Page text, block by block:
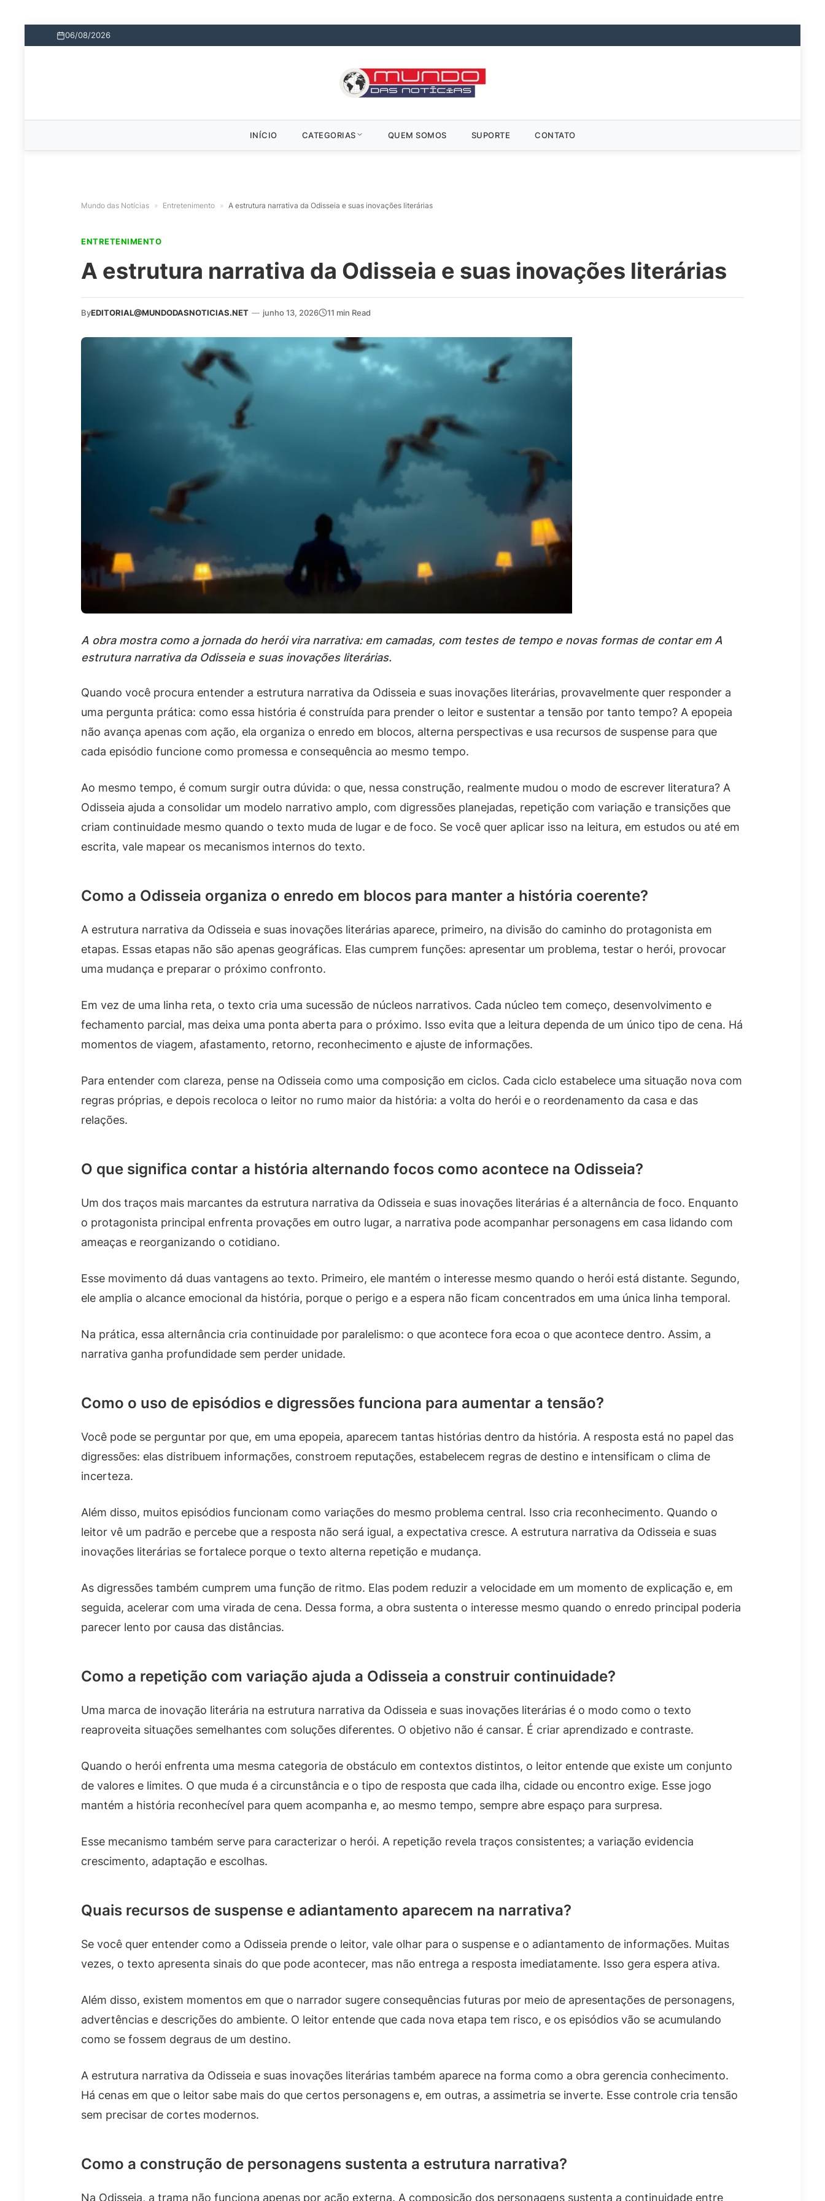
06/08/2026
INÍCIO CATEGORIAS QUEM SOMOS SUPORTE CONTATO
Mundo das Notícias » Entretenimento » A estrutura narrativa da Odisseia e suas inovações literárias
ENTRETENIMENTO
A estrutura narrativa da Odisseia e suas inovações literárias
ByEDITORIAL@MUNDODASNOTICIAS.NET — junho 13, 2026 11 min Read
A obra mostra como a jornada do herói vira narrativa: em camadas, com testes de tempo e novas formas de contar em A
estrutura narrativa da Odisseia e suas inovações literárias.
Quando você procura entender a estrutura narrativa da Odisseia e suas inovações literárias, provavelmente quer responder a
uma pergunta prática: como essa história é construída para prender o leitor e sustentar a tensão por tanto tempo? A epopeia
não avança apenas com ação, ela organiza o enredo em blocos, alterna perspectivas e usa recursos de suspense para que
cada episódio funcione como promessa e consequência ao mesmo tempo.
Ao mesmo tempo, é comum surgir outra dúvida: o que, nessa construção, realmente mudou o modo de escrever literatura? A
Odisseia ajuda a consolidar um modelo narrativo amplo, com digressões planejadas, repetição com variação e transições que
criam continuidade mesmo quando o texto muda de lugar e de foco. Se você quer aplicar isso na leitura, em estudos ou até em
escrita, vale mapear os mecanismos internos do texto.
Como a Odisseia organiza o enredo em blocos para manter a história coerente?
A estrutura narrativa da Odisseia e suas inovações literárias aparece, primeiro, na divisão do caminho do protagonista em
etapas. Essas etapas não são apenas geográficas. Elas cumprem funções: apresentar um problema, testar o herói, provocar
uma mudança e preparar o próximo confronto.
Em vez de uma linha reta, o texto cria uma sucessão de núcleos narrativos. Cada núcleo tem começo, desenvolvimento e
fechamento parcial, mas deixa uma ponta aberta para o próximo. Isso evita que a leitura dependa de um único tipo de cena. Há
momentos de viagem, afastamento, retorno, reconhecimento e ajuste de informações.
Para entender com clareza, pense na Odisseia como uma composição em ciclos. Cada ciclo estabelece uma situação nova com
regras próprias, e depois recoloca o leitor no rumo maior da história: a volta do herói e o reordenamento da casa e das
relações.
O que significa contar a história alternando focos como acontece na Odisseia?
Um dos traços mais marcantes da estrutura narrativa da Odisseia e suas inovações literárias é a alternância de foco. Enquanto
o protagonista principal enfrenta provações em outro lugar, a narrativa pode acompanhar personagens em casa lidando com
ameaças e reorganizando o cotidiano.
Esse movimento dá duas vantagens ao texto. Primeiro, ele mantém o interesse mesmo quando o herói está distante. Segundo,
ele amplia o alcance emocional da história, porque o perigo e a espera não ficam concentrados em uma única linha temporal.
Na prática, essa alternância cria continuidade por paralelismo: o que acontece fora ecoa o que acontece dentro. Assim, a
narrativa ganha profundidade sem perder unidade.
Como o uso de episódios e digressões funciona para aumentar a tensão?
Você pode se perguntar por que, em uma epopeia, aparecem tantas histórias dentro da história. A resposta está no papel das
digressões: elas distribuem informações, constroem reputações, estabelecem regras de destino e intensificam o clima de
incerteza.
Além disso, muitos episódios funcionam como variações do mesmo problema central. Isso cria reconhecimento. Quando o
leitor vê um padrão e percebe que a resposta não será igual, a expectativa cresce. A estrutura narrativa da Odisseia e suas
inovações literárias se fortalece porque o texto alterna repetição e mudança.
As digressões também cumprem uma função de ritmo. Elas podem reduzir a velocidade em um momento de explicação e, em
seguida, acelerar com uma virada de cena. Dessa forma, a obra sustenta o interesse mesmo quando o enredo principal poderia
parecer lento por causa das distâncias.
Como a repetição com variação ajuda a Odisseia a construir continuidade?
Uma marca de inovação literária na estrutura narrativa da Odisseia e suas inovações literárias é o modo como o texto
reaproveita situações semelhantes com soluções diferentes. O objetivo não é cansar. É criar aprendizado e contraste.
Quando o herói enfrenta uma mesma categoria de obstáculo em contextos distintos, o leitor entende que existe um conjunto
de valores e limites. O que muda é a circunstância e o tipo de resposta que cada ilha, cidade ou encontro exige. Esse jogo
mantém a história reconhecível para quem acompanha e, ao mesmo tempo, sempre abre espaço para surpresa.
Esse mecanismo também serve para caracterizar o herói. A repetição revela traços consistentes; a variação evidencia
crescimento, adaptação e escolhas.
Quais recursos de suspense e adiantamento aparecem na narrativa?
Se você quer entender como a Odisseia prende o leitor, vale olhar para o suspense e o adiantamento de informações. Muitas
vezes, o texto apresenta sinais do que pode acontecer, mas não entrega a resposta imediatamente. Isso gera espera ativa.
Além disso, existem momentos em que o narrador sugere consequências futuras por meio de apresentações de personagens,
advertências e descrições do ambiente. O leitor entende que cada nova etapa tem risco, e os episódios vão se acumulando
como se fossem degraus de um destino.
A estrutura narrativa da Odisseia e suas inovações literárias também aparece na forma como a obra gerencia conhecimento.
Há cenas em que o leitor sabe mais do que certos personagens e, em outras, a assimetria se inverte. Esse controle cria tensão
sem precisar de cortes modernos.
Como a construção de personagens sustenta a estrutura narrativa?
Na Odisseia, a trama não funciona apenas por ação externa. A composição dos personagens sustenta a continuidade entre